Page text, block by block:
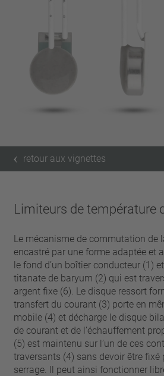
retour aux vignettes
Limiteurs de température
Le mécanisme de commutation de
encastré par une forme adaptée et
le fond d’un boîtier conducteur (1)
titanate de baryum (2) qui est
argent fixe (6). Le disque ressort
transfert du courant (3) porte en
mobile (4) et décharge le disque
de courant et de l’échauffement
(5) est maintenu sur l’un de ces
traversants (4) sans devoir être fixé
serrage. Il peut ainsi fonctionner